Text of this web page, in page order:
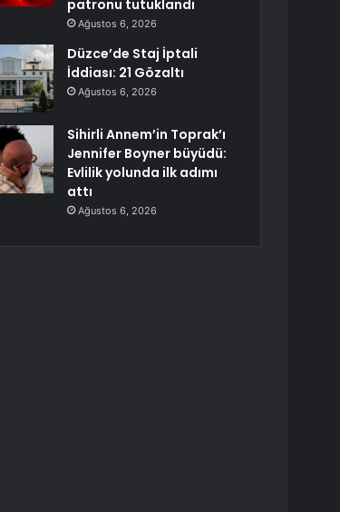
patronu tutuklandı
Ağustos 6, 2026
Düzce’de Staj İptali
İddiası: 21 Gözaltı
Ağustos 6, 2026
Sihirli Annem’in Toprak’ı
Jennifer Boyner büyüdü:
Evlilik yolunda ilk adımı
attı
Ağustos 6, 2026